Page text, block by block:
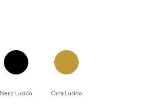
Nero Lucido Ocra Lucido